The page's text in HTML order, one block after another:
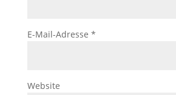
E-Mail-Adresse *
Website